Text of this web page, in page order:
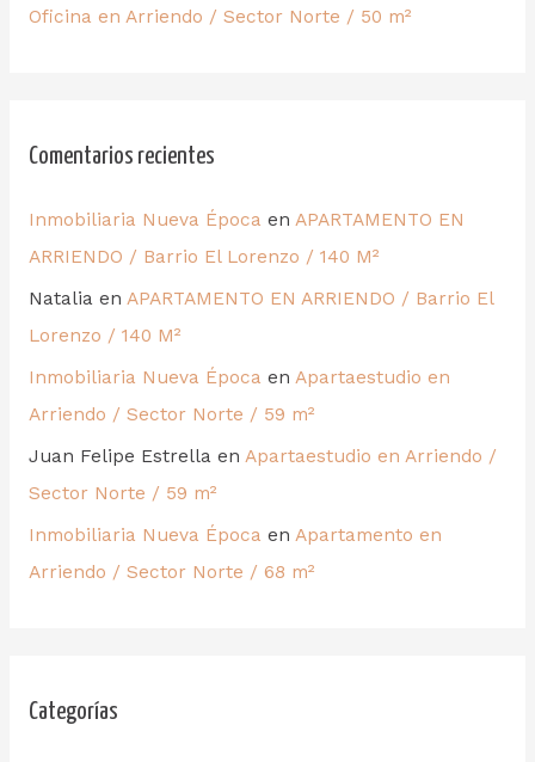
Oficina en Arriendo / Sector Norte / 50 m²
Comentarios recientes
Inmobiliaria Nueva Época en APARTAMENTO EN
ARRIENDO / Barrio El Lorenzo / 140 M²
Nataliaen APARTAMENTO EN ARRIENDO / Barrio El
Lorenzo / 140 M²
Inmobiliaria Nueva Época en Apartaestudio en
Arriendo / Sector Norte / 59 m²
Juan Felipe Estrellaen Apartaestudio en Arriendo /
Sector Norte / 59 m²
Inmobiliaria Nueva Época en Apartamento en
Arriendo / Sector Norte / 68 m²
Categorías